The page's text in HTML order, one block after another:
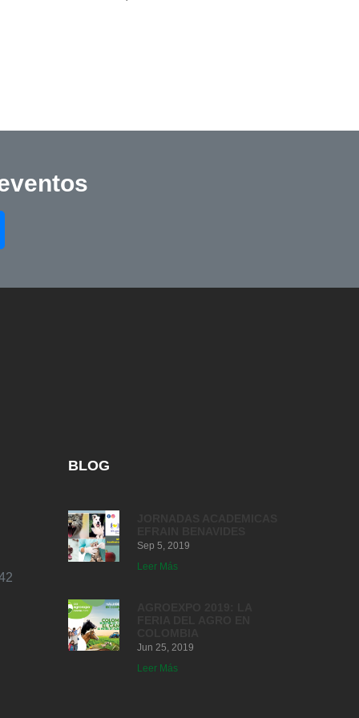
BLOG
Sep 5, 2019
Leer Más
Jun 25, 2019
Leer Más